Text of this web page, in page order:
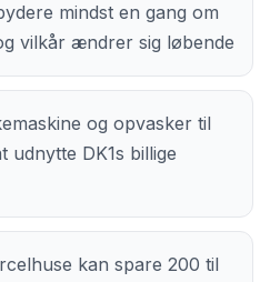
mindst en gang om
vilkår ændrer sig løbende
og opvasker til
udnytte DK1s billige
kan spare 200 til